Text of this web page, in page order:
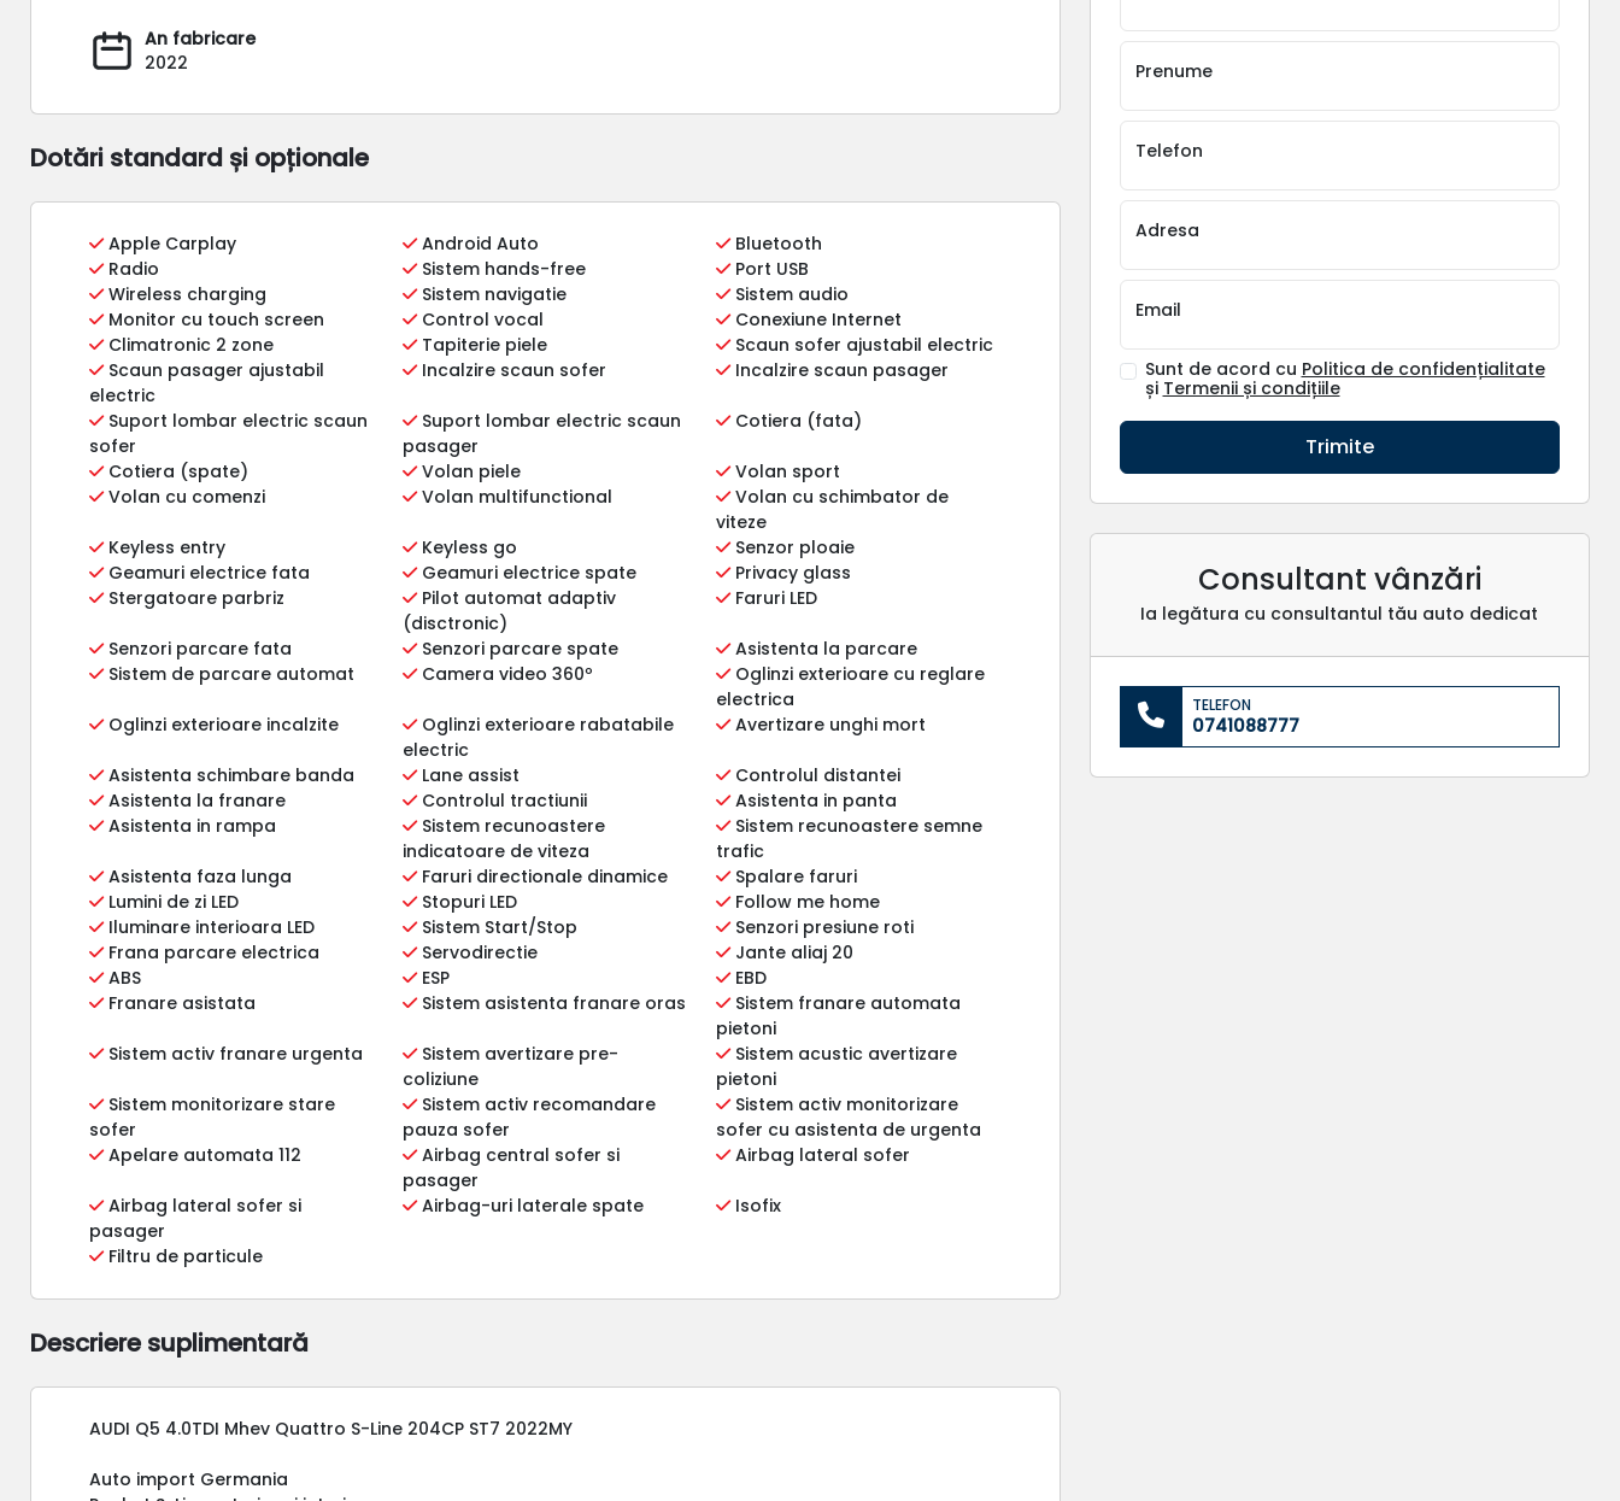
An fabricare
2022
Dotări standard și opționale
Apple Carplay Android Auto
Bluetooth
Radio
Sistem hands-free
Port USB
Wireless charging
Sistem navigatie
Sistem audio
Monitor cu touch screen
Control vocal
Conexiune Internet
Climatronic 2 zone
Tapiterie piele
Scaun sofer ajustabil electric
Scaun pasager ajustabil
electric
Incalzire scaun sofer Incalzire scaun pasager
Suport lombar electric scaun
sofer
Suport lombar electric scaun
pasager
Cotiera (fata)
Cotiera (spate) Volan piele
Volan sport
Volan cu comenzi
Volan multifunctional
Volan cu schimbator de
viteze
Keyless entry
Keyless go
Senzor ploaie
Geamuri electrice fata
Geamuri electrice spate
Privacy glass
Stergatoare parbriz
Pilot automat adaptiv
(disctronic)
Faruri LED
Senzori parcare fata Senzori parcare spate
Asistenta la parcare
Sistem de parcare automat
Camera video 360º
Oglinzi exterioare cu reglare
electrica
Oglinzi exterioare incalzite
Oglinzi exterioare rabatabile
electric
Avertizare unghi mort
Asistenta schimbare banda Lane assist
Controlul distantei
Asistenta la franare
Controlul tractiunii
Asistenta in panta
Asistenta in rampa
Sistem recunoastere
indicatoare de viteza
Sistem recunoastere semne
trafic
Asistenta faza lunga
Faruri directionale dinamice
Spalare faruri
Lumini de zi LED
Stopuri LED
Follow me home
Iluminare interioara LED
Sistem Start/Stop
Senzori presiune roti
Frana parcare electrica
Servodirectie
Jante aliaj 20
ABS
ESP
EBD
Franare asistata
Sistem asistenta franare oras
Sistem franare automata
pietoni
Sistem activ franare urgenta
Sistem avertizare pre-
coliziune
Sistem acustic avertizare
pietoni
Sistem monitorizare stare
sofer
Sistem activ recomandare
pauza sofer
Sistem activ monitorizare
sofer cu asistenta de urgenta
Apelare automata 112
Airbag central sofer si
pasager
Airbag lateral sofer
Airbag lateral sofer si
pasager
Airbag-uri laterale spate Isofix
Filtru de particule
Descriere suplimentară
AUDI Q5 4.0TDI Mhev Quattro S-Line 204CP ST7 2022MY
Auto import Germania
Prenume
Telefon
Adresa
Email
Sunt de acord cu Politica de confidențialitate
și Termenii și condițiile
Trimite
Consultant vânzări
Ia legătura cu consultantul tău auto dedicat
TELEFON
0741088777